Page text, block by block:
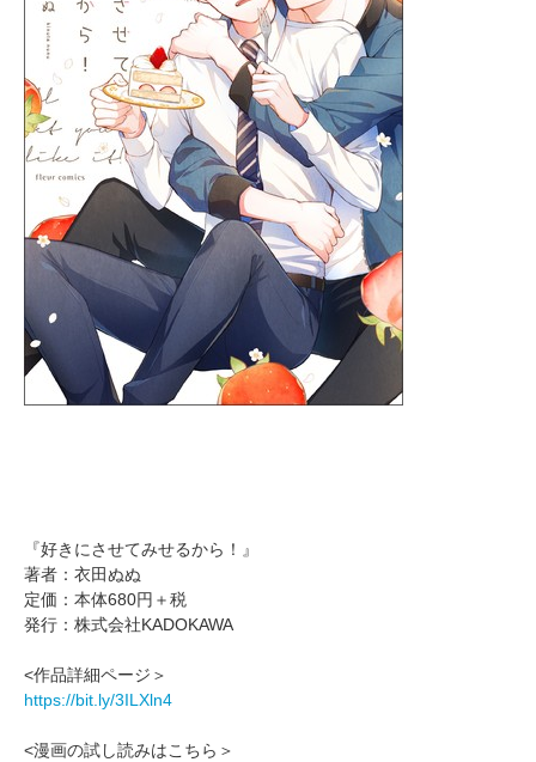
『好きにさせてみせるから！』
著者：衣田ぬぬ
定価：本体680円＋税
発行：株式会社KADOKAWA
<作品詳細ページ＞
https://bit.ly/3ILXln4
<漫画の試し読みはこちら＞